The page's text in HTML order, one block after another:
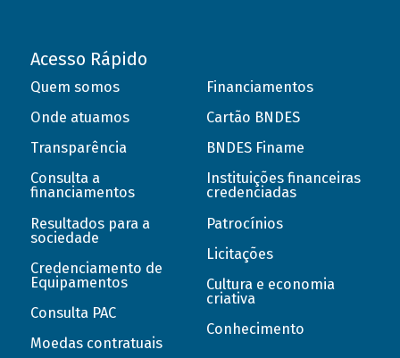
Acesso Rápido
Quem somos
Onde atuamos
Transparência
Consulta a
financiamentos
Resultados para a
sociedade
Credenciamento de
Equipamentos
Consulta PAC
Moedas contratuais
Financiamentos
Cartão BNDES
BNDES Finame
Instituições financeiras
credenciadas
Patrocínios
Licitações
Cultura e economia
criativa
Conhecimento